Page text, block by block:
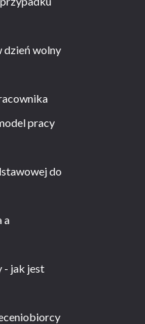
dzień wolny
pracy
do
a
- jak jest